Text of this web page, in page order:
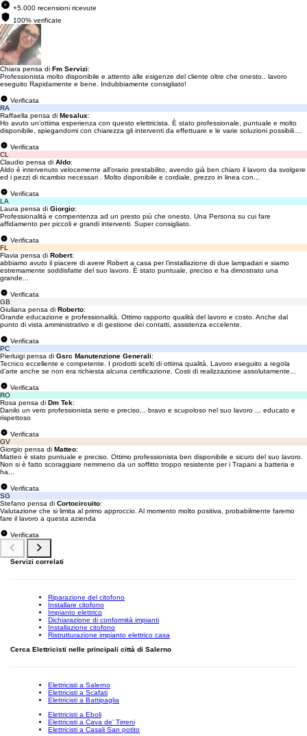
+5.000 recensioni ricevute
100% verificate
Chiara pensa di Fm Servizi:
Professionista molto disponibile e attento alle esigenze del cliente oltre che onesto.. lavoro
eseguito Rapidamente e bene. Indubbiamente consigliato!
Verificata
RA
Raffaella pensa di Mesalux:
Ho avuto un’ottima esperienza con questo elettricista. È stato professionale, puntuale e molto
disponibile, spiegandomi con chiarezza gli interventi da effettuare e le varie soluzioni possibili....
Verificata
CL
Claudio pensa di Aldo:
Aldo è intervenuto velocemente all'orario prestabilito, avendo già ben chiaro il lavoro da svolgere
ed i pezzi di ricambio necessari . Molto disponibile e cordiale, prezzo in linea con...
Verificata
LA
Laura pensa di Giorgio:
Professionalità e compentenza ad un presto più che onesto. Una Persona su cui fare
affidamento per piccoli e grandi interventi. Super consigliato.
Verificata
FL
Flavia pensa di Robert:
abbiamo avuto il piacere di avere Robert a casa per l’installazione di due lampadari e siamo
estremamente soddisfatte del suo lavoro. È stato puntuale, preciso e ha dimostrato una
grande...
Verificata
GB
Giuliana pensa di Roberto:
Grande educazione e professionalità. Ottimo rapporto qualità del lavoro e costo. Anche dal
punto di vista amministrativo e di gestione dei contatti, assistenza eccelente.
Verificata
PC
Pierluigi pensa di Gsrc Manutenzione Generali:
Tecnico eccellente e competente. I prodotti scelti di ottima qualità. Lavoro eseguito a regola
d’arte anche se non era richiesta alcuna certificazione. Costi di realizzazione assolutamente...
Verificata
RO
Rosa pensa di Dm Tek:
Danilo un vero professionista serio e preciso... bravo e scupoloso nel suo lavoro ... educato e
rispettoso
Verificata
GV
Giorgio pensa di Matteo:
Matteo è stato puntuale e preciso. Ottimo professionista ben disponibile e sicuro del suo lavoro.
Non si è fatto scoraggiare nemmeno da un soffitto troppo resistente per i Trapani a batteria e
ha...
Verificata
SG
Stefano pensa di Cortocircuito:
Valutazione che si limita al primo approccio. Al momento molto positiva, probabilmente faremo
fare il lavoro a questa azienda
Verificata
Servizi correlati
Riparazione del citofono
Installare citofono
Impianto elettrico
Dichiarazione di conformità impianti
Installazione citofono
Ristrutturazione impianto elettrico casa
Cerca Elettricisti nelle principali città di Salerno
Elettricisti a Salerno
Elettricisti a Scafati
Elettricisti a Battipaglia
Elettricisti a Eboli
Elettricisti a Cava de' Tirreni
Elettricisti a Casali San potito